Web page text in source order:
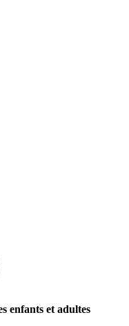
enfants et adultes